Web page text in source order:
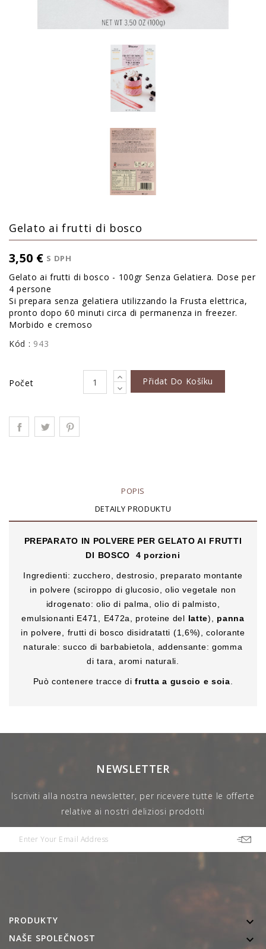
Gelato ai frutti di bosco
3,50 € S DPH
Gelato ai frutti di bosco - 100gr Senza Gelatiera. Dose per
4 persone
Si prepara senza gelatiera utilizzando la Frusta elettrica,
pronto dopo 60 minuti circa di permanenza in freezer.
Morbido e cremoso
Kód : 943
Počet Přidat Do Košíku
POPIS
DETAILY PRODUKTU
PREPARATO IN POLVERE PER GELATO AI FRUTTI
DI BOSCO
4 porzioni
Ingredienti: zucchero, destrosio, preparato montante
in polvere (sciroppo di glucosio, olio vegetale non
idrogenato: olio di palma, olio di palmisto,
emulsionanti E471, E472a, proteine del latte), panna
in polvere, frutti di bosco disidratatti (1,6%), colorante
naturale: succo di barbabietola, addensante: gomma
di tara, aromi naturali.
Può contenere tracce difrutta a guscio e soia
NEWSLETTER
Iscriviti alla nostra newsletter, per ricevere tutte le offerte
relative ai nostri deliziosi prodotti
PRODUKTY 
NAŠE SPOLEČNOST 